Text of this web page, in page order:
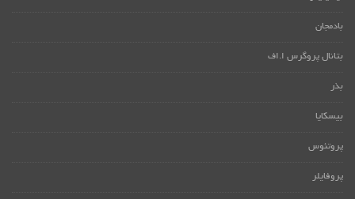
بادمجان
بتانال پروگرس ا.اف
بذر
بیسکایا
پروتئوس
پروفایلر